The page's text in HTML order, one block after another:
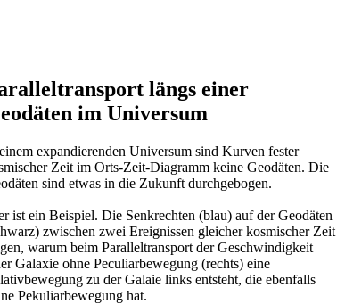
längs einer
im Universum
expandierenden Universum sind Kurven fester
Zeit im Orts-Zeit-Diagramm keine Geodäten. Die
sind etwas in die Zukunft durchgebogen.
ist ein Beispiel. Die Senkrechten (blau) auf der Geodäten
zwischen zwei Ereignissen gleicher kosmischer Zeit
warum beim Paralleltransport der Geschwindigkeit
Galaxie ohne Peculiarbewegung (rechts) eine
zu der Galaie links entsteht, die ebenfalls
Pekuliarbewegung hat.